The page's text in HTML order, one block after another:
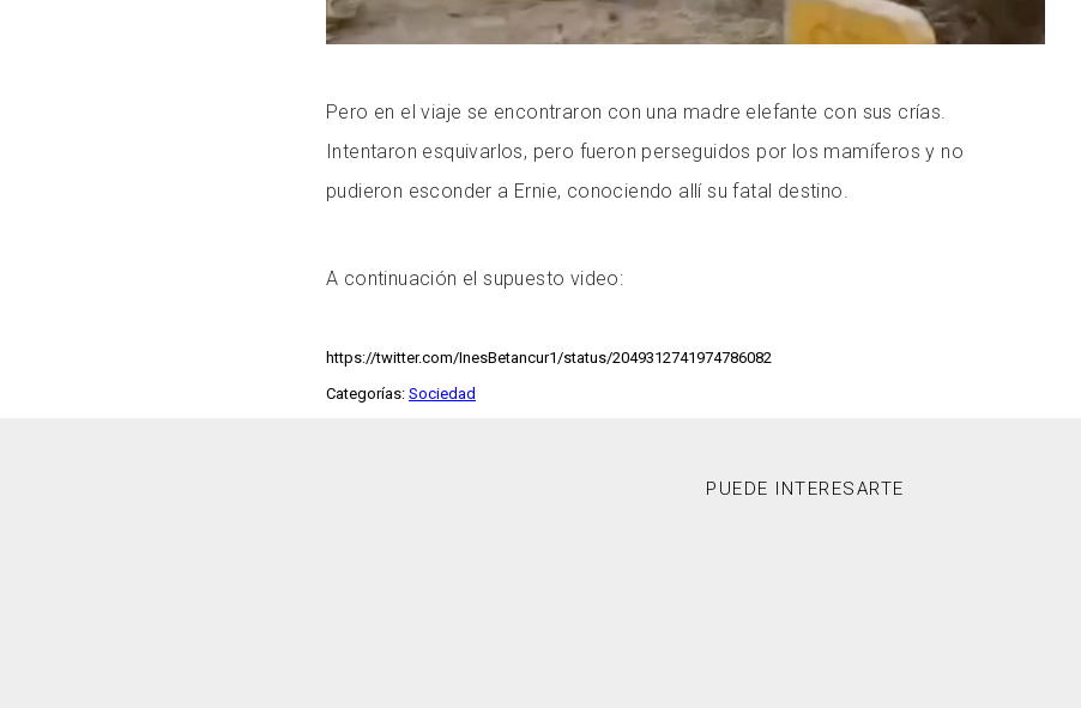
Pero en el viaje se encontraron con una madre elefante con sus crías.
Intentaron esquivarlos, pero fueron perseguidos por los mamíferos y no
pudieron esconder a Ernie, conociendo allí su fatal destino.
A continuación el supuesto video:
https://twitter.com/InesBetancur1/status/2049312741974786082
Categorías: Sociedad
PUEDE INTERESARTE